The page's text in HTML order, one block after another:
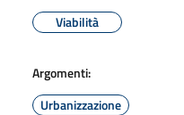
Viabilità
Argomenti:
Urbanizzazione